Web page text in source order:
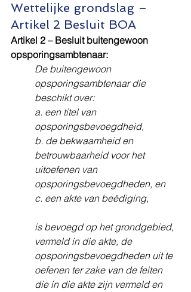
Wettelijke grondslag –
Artikel 2 Besluit BOA
Artikel 2 – Besluit buitengewoon
opsporingsambtenaar:
De buitengewoon
opsporingsambtenaar die
beschikt over:
a. een titel van
opsporingsbevoegdheid,
b. de bekwaamheid en
betrouwbaarheid voor het
uitoefenen van
opsporingsbevoegdheden, en
c. een akte van beëdiging,
is bevoegd op het grondgebied,
vermeld in die akte, de
opsporingsbevoegdheden uit te
oefenen ter zake van de feiten
die in die akte zijn vermeld en